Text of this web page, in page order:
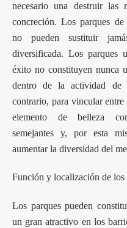
necesario una destruir las
concreción. Los parques
no pueden sustituir
diversificada. Los parques
éxito no constituyen nunca
dentro de la actividad
contrario, para vincular
elemento de belleza
semejantes y, por esta
aumentar la diversidad del
Función y localización de los
Los parques pueden
un gran atractivo en los